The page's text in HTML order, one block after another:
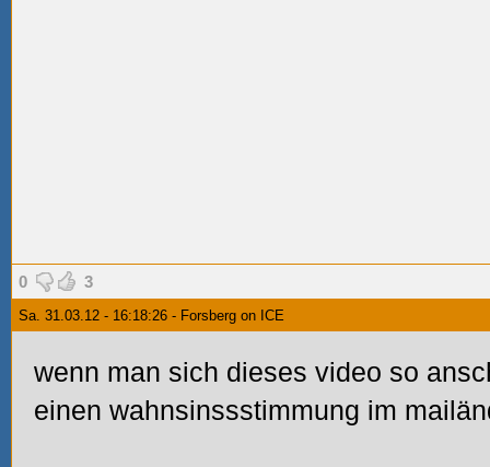
0 3
Sa. 31.03.12 - 16:18:26 - Forsberg on ICE
wenn man sich dieses video so
einen wahnsinssstimmung im